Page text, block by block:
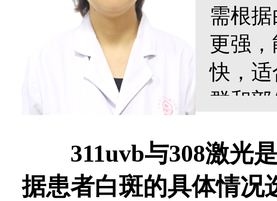
需根
更强
快，
群和
发性
白癜
311uvb与308激光是
据患者白斑的具体情况